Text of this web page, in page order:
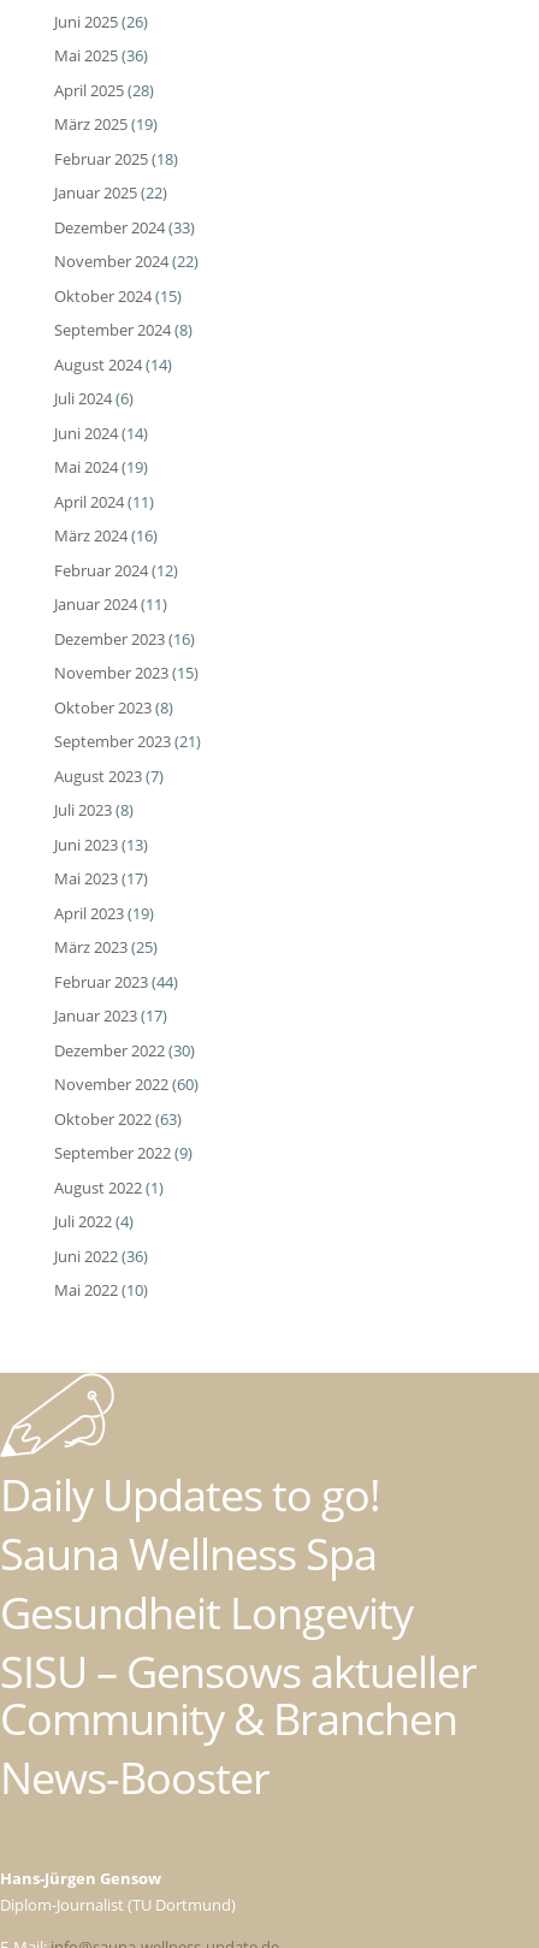
Juni 2025(26)
Mai 2025(36)
April 2025(28)
März 2025(19)
Februar 2025(18)
Januar 2025(22)
Dezember 2024(33)
November 2024(22)
Oktober 2024(15)
September 2024(8)
August 2024(14)
Juli 2024(6)
Juni 2024(14)
Mai 2024(19)
April 2024(11)
März 2024(16)
Februar 2024(12)
Januar 2024(11)
Dezember 2023(16)
November 2023(15)
Oktober 2023(8)
September 2023(21)
August 2023(7)
Juli 2023(8)
Juni 2023(13)
Mai 2023(17)
April 2023(19)
März 2023(25)
Februar 2023(44)
Januar 2023(17)
Dezember 2022(30)
November 2022(60)
Oktober 2022(63)
September 2022(9)
August 2022(1)
Juli 2022(4)
Juni 2022(36)
Mai 2022(10)
Daily Updates to go!
Sauna Wellness Spa
Gesundheit Longevity
SISU – Gensows aktueller
Community & Branchen
News-Booster
Hans-Jürgen Gensow
Diplom-Journalist (TU Dortmund)